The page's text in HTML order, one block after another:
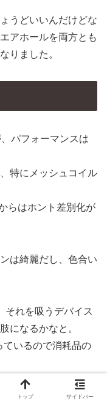
うどいいんだけどな
アホールを両方とも
りました。
パフォーマンスは
特にメッシュコイル
らはホント差別化が
は綺麗だし、色合い
それを吸うデバイス
になるかなと。
いるので消耗品の
トップ サイドバー